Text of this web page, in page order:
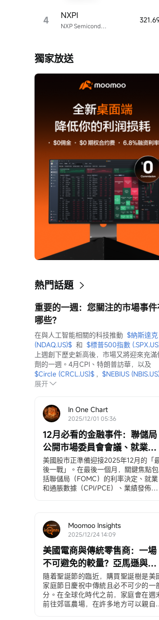
4 NXP Semiconductors
NXPI
獨家放送
熱門話題
重要的一週：您關注的市場事
哪些？
在與人工智能相關的科技推動 $納斯達克
(NDAQ.US)$
  和
$標普500指數
上週創下歷史新高後，市場又將迎來充
$Circle (CRCL.US)$ , $NEBIUS
展开
In One Chart
2025/12/01 05:36
12月必看的金融事件：聯儲局
公開市場委員會會議、就業和
通脹數據、聖誕老人反彈等
美國股市正準備迎接2025年12月的「
後一戰」。在最後一個月，關鍵焦點包
括聯儲局（FOMC）的利率決定、就業
和通脹數據（CPI/PCE）、業績發佈、
12月3日，ADP就業變動數據
ADP私營部門就業數據...
Moomoo Insights
2025/12/24 14:09
美國電商與傳統零售商：一場
不可避免的較量？亞馬遜與沃
爾瑪的對比
隨着聖誕節的臨近，購買聖誕樹是美
家庭節日慶祝中傳統且必不可少的一
分。在全球化時代之前，家庭會在週
前往郊區農場，在許多地方可以親自